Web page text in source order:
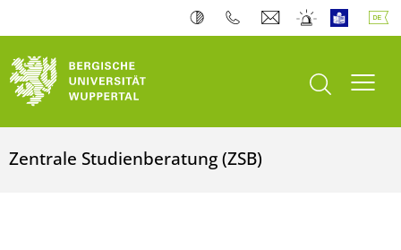
Suche öffnen
Zentrale Studienberatung (ZSB)